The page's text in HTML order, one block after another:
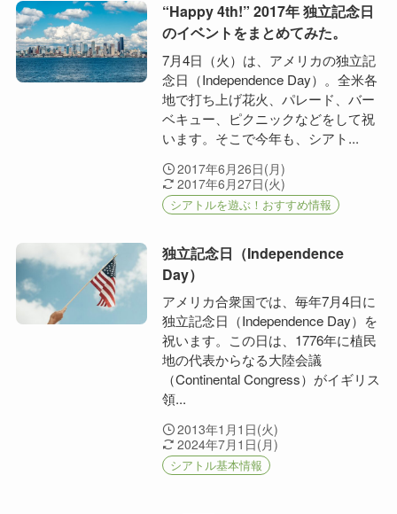
“Happy 4th!” 2017年 独立記念日
のイベントをまとめてみた。
7月4日（火）は、アメリカの独立記
念日（Independence Day）。全米各
地で打ち上げ花火、パレード、バー
ベキュー、ピクニックなどをして祝
います。そこで今年も、シアト...
2017年6月26日(月)
2017年6月27日(火)
シアトルを遊ぶ！おすすめ情報
独立記念日（Independence
Day）
アメリカ合衆国では、毎年7月4日に
独立記念日（Independence Day）を
祝います。この日は、1776年に植民
地の代表からなる大陸会議
（Continental Congress）がイギリス
領...
2013年1月1日(火)
2024年7月1日(月)
シアトル基本情報